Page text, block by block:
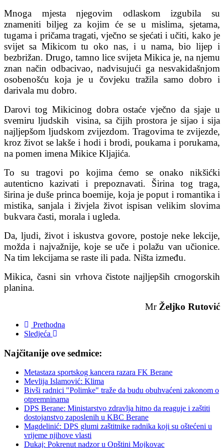
Mnoga mjesta njegovim odlaskom izgubila su
znameniti biljeg za kojim će se u mislima, sjetama,
tugama i pričama tragati, vječno se sjećati i učiti, kako je
svijet sa Mikicom tu oko nas, i u nama, bio lijep i
bezbrižan. Drugo, tamno lice svijeta Mikica je, na njemu
znan način odbacivao, nadvisujući ga nesvakidašnjom
osobenošću koja je u čovjeku tražila samo dobro i
darivala mu dobro.
Darovi tog Mikicinog dobra ostaće vječno da sjaje u
svemiru ljudskih visina, sa čijih prostora je sijao i sija
najljepšom ljudskom zvijezdom. Tragovima te zvijezde,
kroz život se lakše i hodi i brodi, poukama i porukama,
na pomen imena Mikice Kljajića.
To su tragovi po kojima ćemo se onako nikšićki
autenticno kazivati i prepoznavati. Širina tog traga,
širina je duše princa boemije, koja je poput i romantika i
mistika, sanjala i živjela život ispisan velikim slovima
bukvara časti, morala i ugleda.
Da, ljudi, život i iskustva govore, postoje neke lekcije,
možda i najvažnije, koje se uče i polažu van učionice.
Na tim lekcijama se raste ili pada. Ništa između.
Mikica, časni sin vrhova čistote najljepših crnogorskih
planina.
Mr Željko Rutović
Prethodna
Sledjeća
Najčitanije ove sedmice:
Metastaza sportskog kancera razara FK Berane
Mevlija Islamović: Klima
Bivši radnici "Polimke" traže da budu obuhvaćeni zakonom o
otpremninama
DPS Berane: Ministarstvo zdravlja hitno da reaguje i zaštiti
dostojanstvo zaposlenih u KBC Berane
Magdelinić: DPS glumi zaštitnike radnika koji su oštećeni u
vrijeme njihove vlasti
Dukaj: Pokrenut nadzor u Opštini Mojkovac